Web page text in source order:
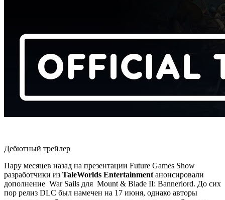
Дебютный трейлер
Пару месяцев назад на презентации Future Games Show
разработчики из TaleWorlds Entertainment анонсировали
дополнение War Sails для Mount & Blade II: Bannerlord. До сих
пор релиз DLC был намечен на 17 июня, однако авторы